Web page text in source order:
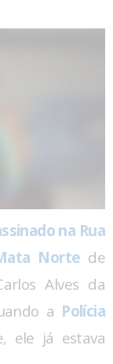
na Rua
Norte de
Alves da
a Polícia
ele já estava